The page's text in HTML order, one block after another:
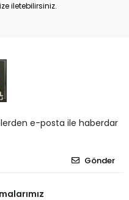
iletebilirsiniz.
e-posta ile haberdar
Gönder